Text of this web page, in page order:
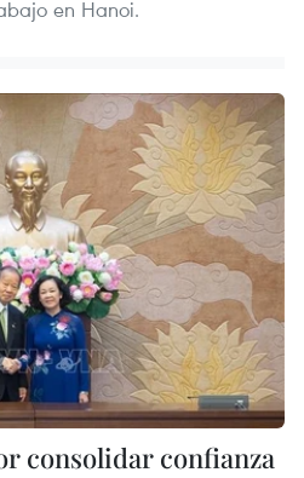
en Hanoi.
consolidar confianza